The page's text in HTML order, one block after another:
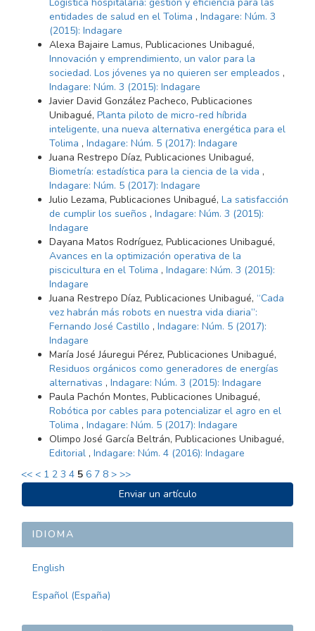
Logística hospitalaria: gestión y eficiencia para las
entidades de salud en el Tolima , Indagare: Núm. 3
(2015): Indagare
Alexa Bajaire Lamus, Publicaciones Unibagué,
Innovación y emprendimiento, un valor para la
sociedad. Los jóvenes ya no quieren ser empleados ,
Indagare: Núm. 3 (2015): Indagare
Javier David González Pacheco, Publicaciones
Unibagué, Planta piloto de micro-red híbrida
inteligente, una nueva alternativa energética para el
Tolima , Indagare: Núm. 5 (2017): Indagare
Juana Restrepo Díaz, Publicaciones Unibagué,
Biometría: estadística para la ciencia de la vida ,
Indagare: Núm. 5 (2017): Indagare
Julio Lezama, Publicaciones Unibagué, La satisfacción
de cumplir los sueños , Indagare: Núm. 3 (2015):
Indagare
Dayana Matos Rodríguez, Publicaciones Unibagué,
Avances en la optimización operativa de la
piscicultura en el Tolima , Indagare: Núm. 3 (2015):
Indagare
Juana Restrepo Díaz, Publicaciones Unibagué, “Cada
vez habrán más robots en nuestra vida diaria”:
Fernando José Castillo , Indagare: Núm. 5 (2017):
Indagare
María José Jáuregui Pérez, Publicaciones Unibagué,
Residuos orgánicos como generadores de energías
alternativas , Indagare: Núm. 3 (2015): Indagare
Paula Pachón Montes, Publicaciones Unibagué,
Robótica por cables para potencializar el agro en el
Tolima , Indagare: Núm. 5 (2017): Indagare
Olimpo José García Beltrán, Publicaciones Unibagué,
Editorial , Indagare: Núm. 4 (2016): Indagare
<< < 1 2 3 4 5 6 7 8 > >>
ENVIAR
UN
ARTÍCULO
Enviar un artículo
IDIOMA
English
Español (España)